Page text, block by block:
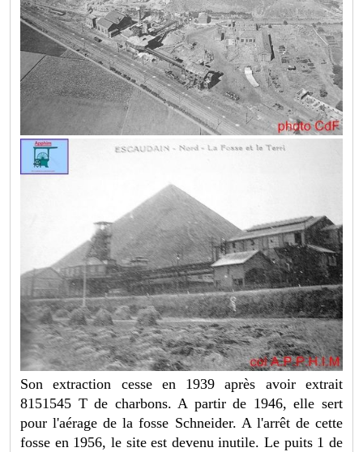
Son extraction cesse en 1939 après avoir extrait
8151545 T de charbons. A partir de 1946, elle sert
pour l'aérage de la fosse Schneider. A l'arrêt de cette
fosse en 1956, le site est devenu inutile. Le puits 1 de